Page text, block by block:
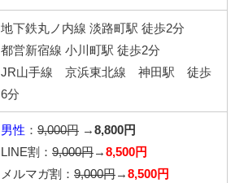
地下鉄丸ノ内線 淡路町駅 徒歩2分
都営新宿線 小川町駅 徒歩2分
JR山手線 京浜東北線 神田駅 徒歩
6分
男性 ： 9,000円 → 8,800円
LINE割： 9,000円 → 8,500円
メルマガ割： 9,000円 → 8,500円